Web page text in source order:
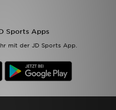
Sports Apps
mit der JD Sports App.